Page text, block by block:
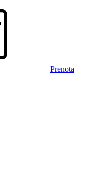
Prenota